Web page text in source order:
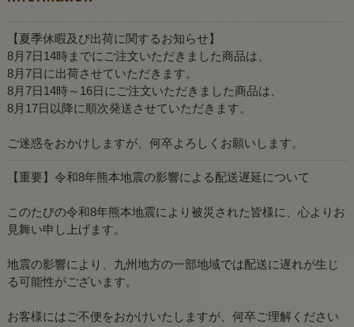
【夏季休暇及び出荷に関するお知らせ】
8月7日14時までにご注文いただきました商品は、
8月7日に出荷させていただきます。
8月7日14時～16日にご注文いただきました商品は、
8月17日以降に順次発送させていただきます。
ご迷惑をおかけしますが、何卒よろしくお願いします。
【重要】令和8年熊本地震の影響による配送遅延について
このたびの令和8年熊本地震により被災された皆様に、心よりお
見舞い申し上げます。
地震の影響により、九州地方の一部地域では配送に遅れが生じ
る可能性がございます。
お客様にはご不便をおかけいたしますが、何卒ご理解ください